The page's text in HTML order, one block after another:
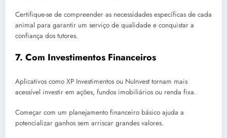
Certifique-se de compreender as necessidades específicas de cada
animal para garantir um serviço de qualidade e conquistar a
confiança dos tutores.
7. Com Investimentos Financeiros
Aplicativos como XP Investimentos ou NuInvest tornam mais
acessível investir em ações, fundos imobiliários ou renda fixa.
Começar com um planejamento financeiro básico ajuda a
potencializar ganhos sem arriscar grandes valores.